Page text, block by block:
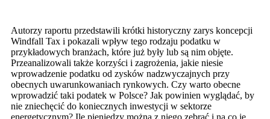
Autorzy raportu przedstawili krótki historyczny zarys koncepcji
Windfall Tax i pokazali wpływ tego rodzaju podatku w
przykładowych branżach, które już były lub są nim objęte.
Przeanalizowali także korzyści i zagrożenia, jakie niesie
wprowadzenie podatku od zysków nadzwyczajnych przy
obecnych uwarunkowaniach rynkowych. Czy warto obecne
wprowadzić taki podatek w Polsce? Jak powinien wyglądać, by
nie zniechęcić do koniecznych inwestycji w sektorze
energetycznym? Ile pieniędzy można z niego zebrać i na co je